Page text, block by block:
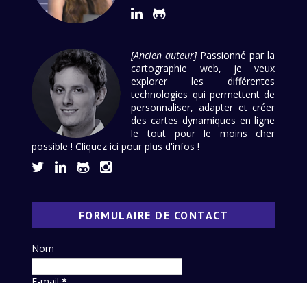
[Ancien auteur]Passionné par la
cartographie web, je veux
explorer les différentes
technologies qui permettent de
personnaliser, adapter et créer
des cartes dynamiques en ligne
le tout pour le moins cher
possible !Cliquez ici pour plus d'infos !
FORMULAIRE DE CONTACT
Nom